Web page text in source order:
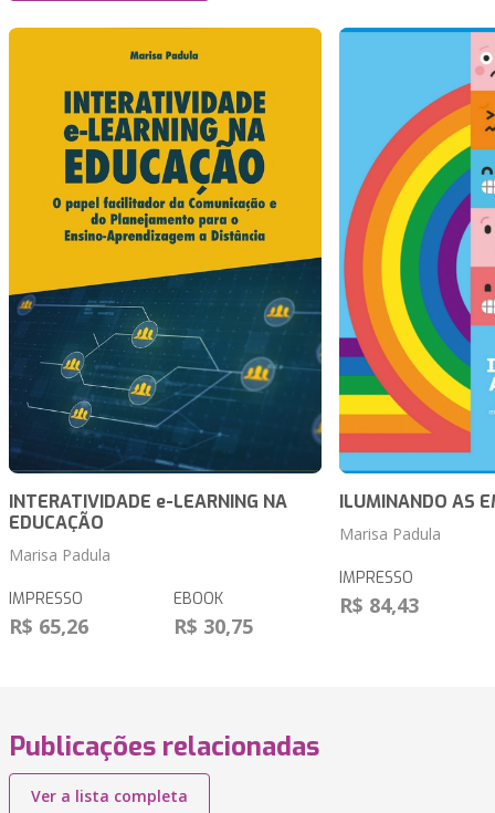
INTERATIVIDADE e-LEARNING NA
EDUCAÇÃO
Marisa Padula
IMPRESSO
R$ 65,26
EBOOK
R$ 30,75
ILUMINANDO AS
Marisa Padula
IMPRESSO
R$ 84,43
Publicações relacionadas
Ver a lista completa